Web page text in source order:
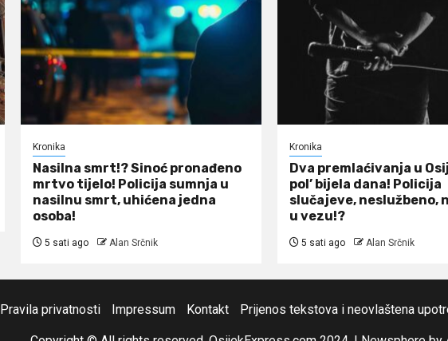
Kronika
Nasilna smrt!? Sinoć pronađeno
mrtvo tijelo! Policija sumnja u
nasilnu smrt, uhićena jedna
osoba!
5 sati ago Alan Srčnik
Kronika
Dva premlaćivanja u
pol’ bijela dana! Policija
slučajeve, neslužbeno,
u vezu!?
5 sati ago Alan Srčnik
Pravila privatnosti Impressum Kontakt Prijenos tekstova i neovlaštena